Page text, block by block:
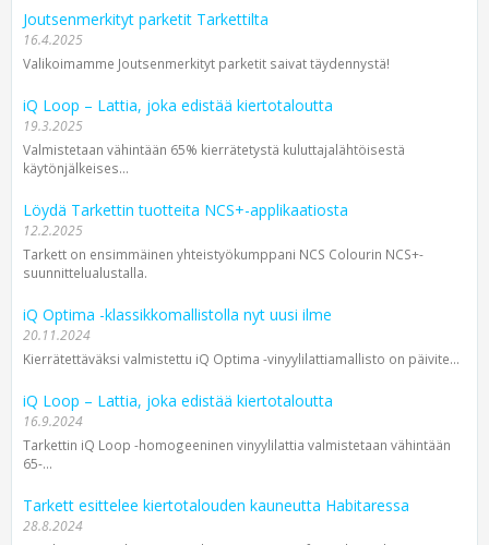
Joutsenmerkityt parketit Tarkettilta
16.4.2025
Valikoimamme Joutsenmerkityt parketit saivat täydennystä!
iQ Loop – Lattia, joka edistää kiertotaloutta
19.3.2025
Valmistetaan vähintään 65% kierrätetystä kuluttajalähtöisestä
käytönjälkeises...
Löydä Tarkettin tuotteita NCS+-applikaatiosta
12.2.2025
Tarkett on ensimmäinen yhteistyökumppani NCS Colourin NCS+-
suunnittelualustalla.
iQ Optima -klassikkomallistolla nyt uusi ilme
20.11.2024
Kierrätettäväksi valmistettu iQ Optima -vinyylilattia­mallisto on päivite...
iQ Loop – Lattia, joka edistää kiertotaloutta
16.9.2024
Tarkettin iQ Loop -homogeeninen vinyyli­lattia valmistetaan vähintään
65-...
Tarkett esittelee kiertotalouden kauneutta Habitaressa
28.8.2024